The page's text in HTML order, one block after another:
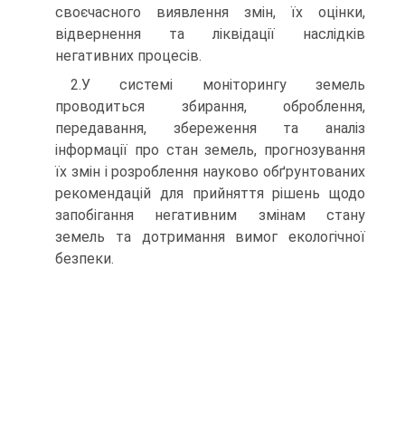
своєчасного виявлення змін, їх оцінки,
відвернення та ліквідації наслідків
негативних процесів.
2.У системі моніторингу земель
проводиться збирання, оброблення,
передавання, збереження та аналіз
інформації про стан земель, прогнозування
їх змін і розроблення науково обґрунтованих
рекомендацій для прийняття рішень щодо
запобігання негативним змінам стану
земель та дотримання вимог екологічної
безпеки.